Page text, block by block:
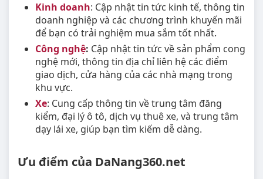
Kinh doanh: Cập nhật tin tức kinh tế, thông tin
doanh nghiệp và các chương trình khuyến mãi
để bạn có trải nghiệm mua sắm tốt nhất.
Công nghệ: Cập nhật tin tức về sản phẩm cong
nghệ mới, thông tin địa chỉ liên hệ các điểm
giao dịch, cửa hàng của các nhà mạng trong
khu vực.
Xe: Cung cấp thông tin về trung tâm đăng
kiểm, đại lý ô tô, dịch vụ thuê xe, và trung tâm
dạy lái xe, giúp bạn tìm kiếm dễ dàng.
Ưu điểm của DaNang360.net